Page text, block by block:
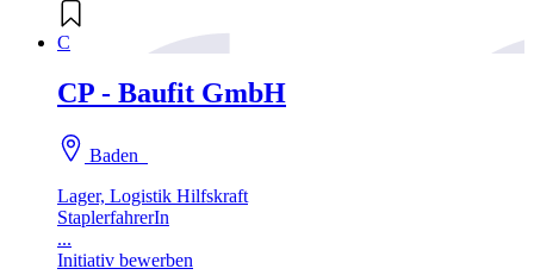
C
CP - Baufit GmbH
Baden
Lager, Logistik Hilfskraft
StaplerfahrerIn
...
Initiativ bewerben